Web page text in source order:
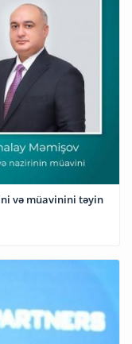
və müavinini təyin